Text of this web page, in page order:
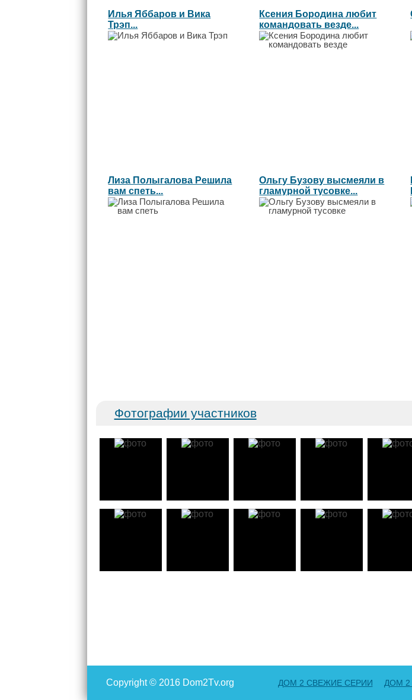
Илья Яббаров и Вика
Трэп...
Ксения Бородина любит
командовать везде...
Лиза Полыгалова Решила
вам спеть...
Ольгу Бузову высмеяли в
гламурной тусовке...
Фотографии участников
Copyright© 2016 Dom2Tv.org ДОМ 2 СВЕЖИЕ СЕРИИ ДОМ